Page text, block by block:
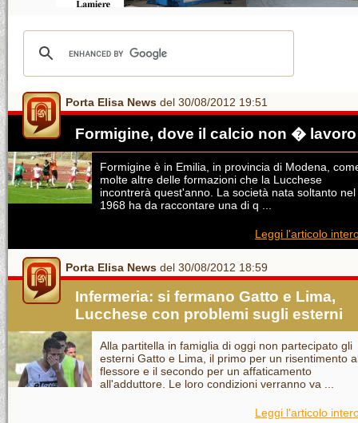
Porta Elisa News del 30/08/2012 19:51
Formigine, dove il calcio non � lavoro
Formigine è in Emilia, in provincia di Modena,
molte altre delle formazioni che la Lucchese
incontrerà quest'anno. La società nata soltanto nel
1968 ha da raccontare una di q ...
Leggi l'articolo
Porta Elisa News del 30/08/2012 18:59
Infermeria: si fermano Gatto e Lima,
Lucchese con problemi sugli esterni
Alla partitella in famiglia di oggi non partecipato gli
esterni Gatto e Lima, il primo per un risentimento
flessore e il secondo per un affaticamento
all'adduttore. Le loro condizioni verranno va ...
Leggi l'articolo